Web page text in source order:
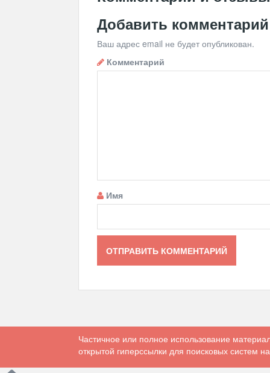
Добавить комментарий
Ваш адрес email не будет опубликован.
Комментарий
Имя
Частичное или полное использование
открытой гиперссылки для поисковых систем